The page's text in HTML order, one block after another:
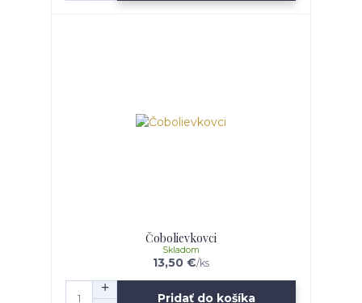
Čobolievkovci
13,50 €/ks
Skladom
Pridať do košíka